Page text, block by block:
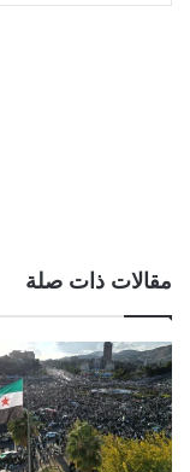
مقالات ذات صلة